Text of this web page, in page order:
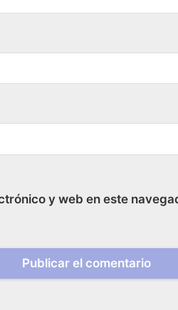
y web en este